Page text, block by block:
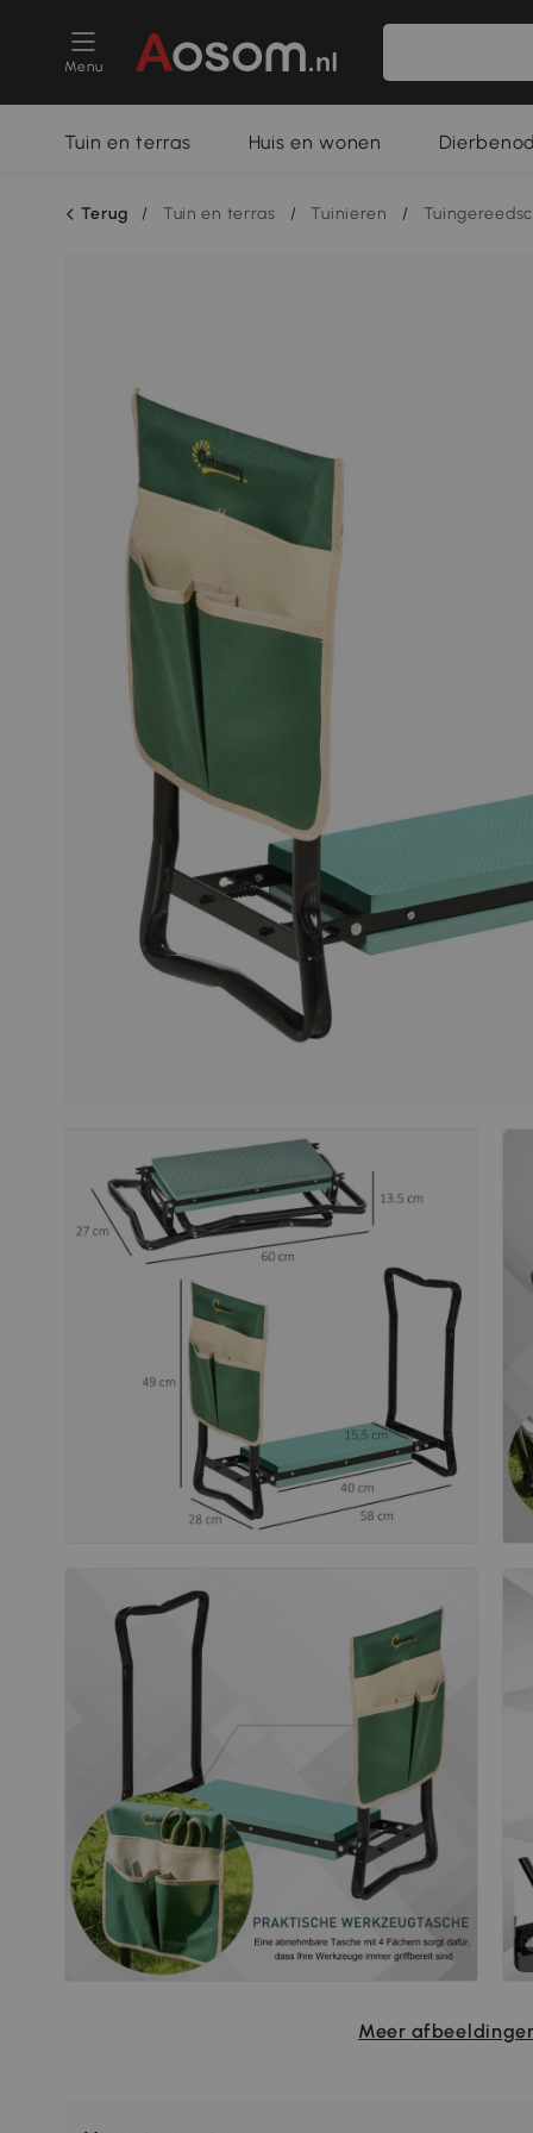
Menu
Tuin en terras Huis en wonen
Terug / Tuin en terras / Tuinieren /
Meer